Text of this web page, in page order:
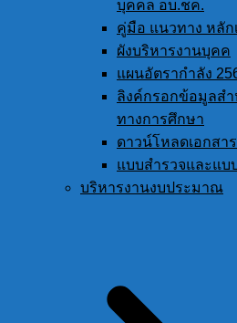
บุคคล อบ.ชค.
คู่มือ แนวทาง หลั
ผังบริหารงานบุคค
แผนอัตรากำลัง
ลิงค์กรอกข้อมูลส
ทางการศึกษา
ดาวน์โหลดเอกสาร
แบบสำรวจและแบ
บริหารงานงบประมาณ